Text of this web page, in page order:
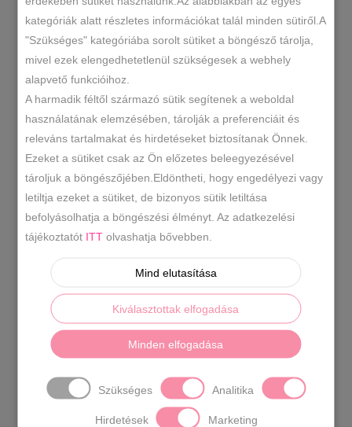
SKU z_01-5163
KATEGÓRIÁK Kiegészítők ,Zokni
mintás zokni,női zokni,pamut
LEÍRÁS
TOVÁBBI INFORMÁCIÓK
100%-ban pamut sneaker titokzokni
Színek: szürke,púder,fekete,krém,fehér.
Megjegyzésben kell írni,hogy melyik méretezés
szükséges!
kategóriák alatt részletes információkat talál minden sütiről.A
"Szükséges" kategóriába sorolt sütiket a böngésző tárolja,
mivel ezek elengedhetetlenül szükségesek a webhely
alapvető funkcióihoz.
A harmadik féltől származó sütik segítenek a weboldal
használatának elemzésében, tárolják a preferenciáit és
releváns tartalmakat és hirdetéseket biztosítanak Önnek.
Ezeket a sütiket csak az Ön előzetes beleegyezésével
tároljuk a böngészőjében.Eldöntheti, hogy engedélyezi vagy
letiltja ezeket a sütiket, de bizonyos sütik letiltása
befolyásolhatja a böngészési élményt. Az adatkezelési
tájékoztatót ITT olvashatja bővebben.
Mind elutasítása
Kiválasztottak elfogadása
Minden elfogadása
Szükséges Analitika
Hirdetések Marketing